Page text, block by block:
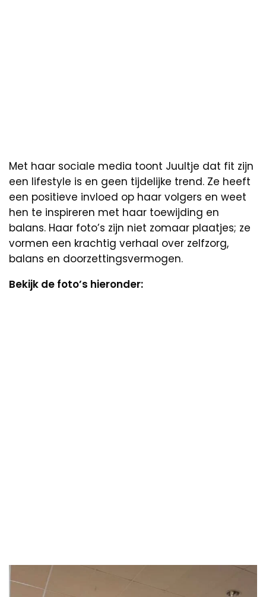
Met haar sociale media toont Juultje dat fit zijn
een lifestyle is en geen tijdelijke trend. Ze heeft
een positieve invloed op haar volgers en weet
hen te inspireren met haar toewijding en
balans. Haar foto’s zijn niet zomaar plaatjes; ze
vormen een krachtig verhaal over zelfzorg,
balans en doorzettingsvermogen.
Bekijk de foto’s hieronder: